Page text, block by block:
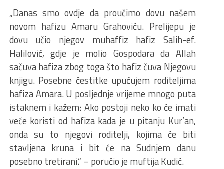
„Danas smo ovdje da proučimo dovu našem
novom hafizu Amaru Grahoviću. Prelijepu je
dovu učio njegov muhaffiz hafiz Salih-ef.
Halilović, gdje je molio Gospodara da Allah
sačuva hafiza zbog toga što hafiz čuva Njegovu
knjigu. Posebne čestitke upućujem roditeljima
hafiza Amara. U posljednje vrijeme mnogo puta
istaknem i kažem: Ako postoji neko ko će imati
veće koristi od hafiza kada je u pitanju Kur’an,
onda su to njegovi roditelji, kojima će biti
stavljena kruna i bit će na Sudnjem danu
posebno tretirani.“ – poručio je muftija Kudić.